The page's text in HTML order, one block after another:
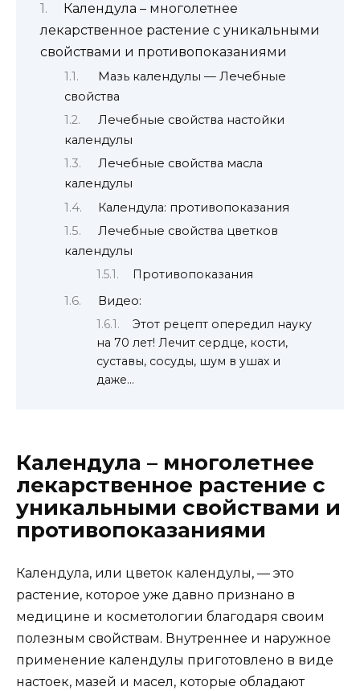
Календула – многолетнее
лекарственное растение с уникальными
свойствами и противопоказаниями
Мазь календулы — Лечебные
свойства
Лечебные свойства настойки
календулы
Лечебные свойства масла
календулы
Календула: противопоказания
Лечебные свойства цветков
календулы
Противопоказания
Видео:
Этот рецепт опередил науку
на 70 лет! Лечит сердце, кости,
суставы, сосуды, шум в ушах и
даже…
Календула – многолетнее
лекарственное растение с
уникальными свойствами и
противопоказаниями
Календула, или цветок календулы, — это
растение, которое уже давно признано в
медицине и косметологии благодаря своим
полезным свойствам. Внутреннее и наружное
применение календулы приготовлено в виде
настоек, мазей и масел, которые обладают